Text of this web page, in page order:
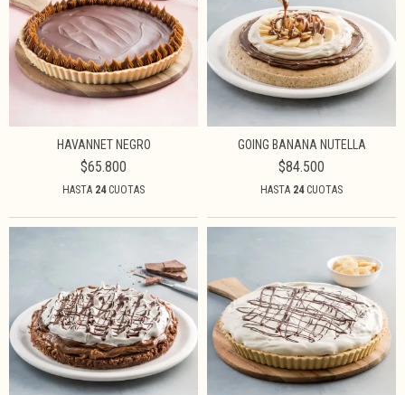
HAVANNET NEGRO
$65.800
HASTA 24CUOTAS
GOING BANANA NUTELLA
$84.500
HASTA 24CUOTAS